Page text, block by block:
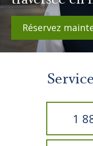
Réservez
1